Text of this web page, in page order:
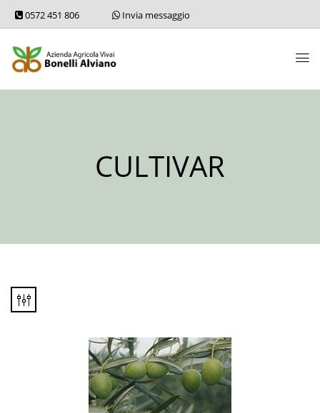
0572 451 806 Invia messaggio
CULTIVAR